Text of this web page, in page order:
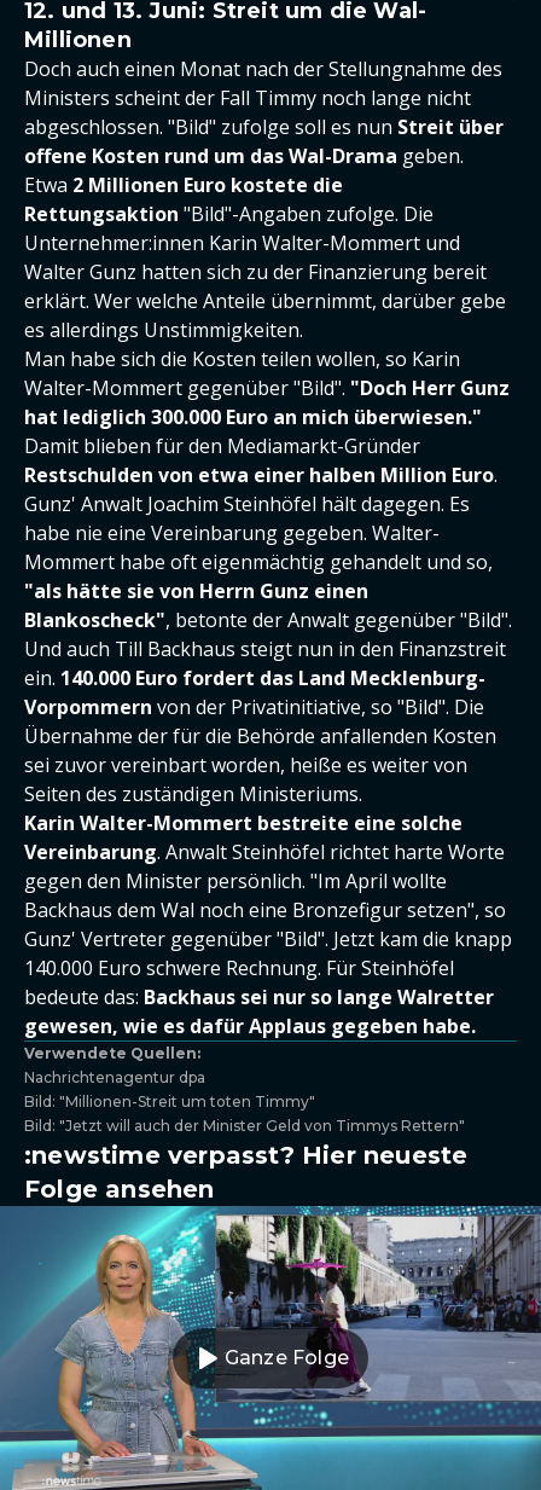
12. und 13. Juni: Streit um die Wal-
Millionen
Doch auch einen Monat nach der Stellungnahme des
Ministers scheint der Fall Timmy noch lange nicht
abgeschlossen. "Bild" zufolge soll es nun Streit über
offene Kosten rund um das Wal-Drama geben.
Etwa 2 Millionen Euro kostete die
Rettungsaktion "Bild"-Angaben zufolge. Die
Unternehmer:innen Karin Walter-Mommert und
Walter Gunz hatten sich zu der Finanzierung bereit
erklärt. Wer welche Anteile übernimmt, darüber gebe
es allerdings Unstimmigkeiten.
Man habe sich die Kosten teilen wollen, so Karin
Walter-Mommert gegenüber "Bild". "Doch Herr Gunz
hat lediglich 300.000 Euro an mich überwiesen."
Damit blieben für den Mediamarkt-Gründer
Restschulden von etwa einer halben Million Euro.
Gunz' Anwalt Joachim Steinhöfel hält dagegen. Es
habe nie eine Vereinbarung gegeben. Walter-
Mommert habe oft eigenmächtig gehandelt und so,
"als hätte sie von Herrn Gunz einen
Blankoscheck", betonte der Anwalt gegenüber "Bild".
Und auch Till Backhaus steigt nun in den Finanzstreit
ein. 140.000 Euro fordert das Land Mecklenburg-
Vorpommern von der Privatinitiative, so "Bild". Die
Übernahme der für die Behörde anfallenden Kosten
sei zuvor vereinbart worden, heiße es weiter von
Seiten des zuständigen Ministeriums.
Karin Walter-Mommert bestreite eine solche
Vereinbarung. Anwalt Steinhöfel richtet harte Worte
gegen den Minister persönlich. "Im April wollte
Backhaus dem Wal noch eine Bronzefigur setzen", so
Gunz' Vertreter gegenüber "Bild". Jetzt kam die knapp
140.000 Euro schwere Rechnung. Für Steinhöfel
bedeute das: Backhaus sei nur so lange Walretter
gewesen, wie es dafür Applaus gegeben habe.
Verwendete Quellen:
Nachrichtenagentur dpa
Bild: "Millionen-Streit um toten Timmy"
Bild: "Jetzt will auch der Minister Geld von Timmys Rettern"
:newstime verpasst? Hier neueste
Folge ansehen
Ganze Folge